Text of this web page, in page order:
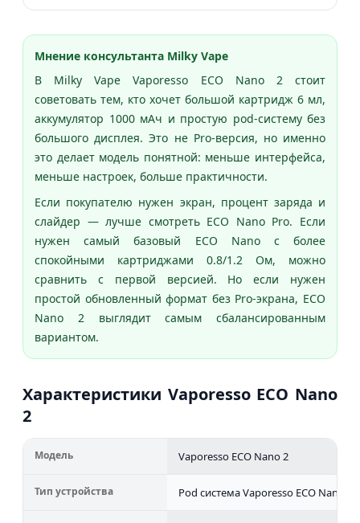
Мнение консультанта Milky Vape
В Milky Vape Vaporesso ECO Nano 2 стоит
советовать тем, кто хочет большой картридж 6 мл,
аккумулятор 1000 мАч и простую pod-систему без
большого дисплея. Это не Pro-версия, но именно
это делает модель понятной: меньше интерфейса,
меньше настроек, больше практичности.
Если покупателю нужен экран, процент заряда и
слайдер — лучше смотреть ECO Nano Pro. Если
нужен самый базовый ECO Nano с более
спокойными картриджами 0.8/1.2 Ом, можно
сравнить с первой версией. Но если нужен
простой обновленный формат без Pro-экрана, ECO
Nano 2 выглядит самым сбалансированным
вариантом.
Характеристики Vaporesso ECO Nano
2
Модель Vaporesso ECO Nano 2
Тип устройства Pod система Vaporesso ECO Nano